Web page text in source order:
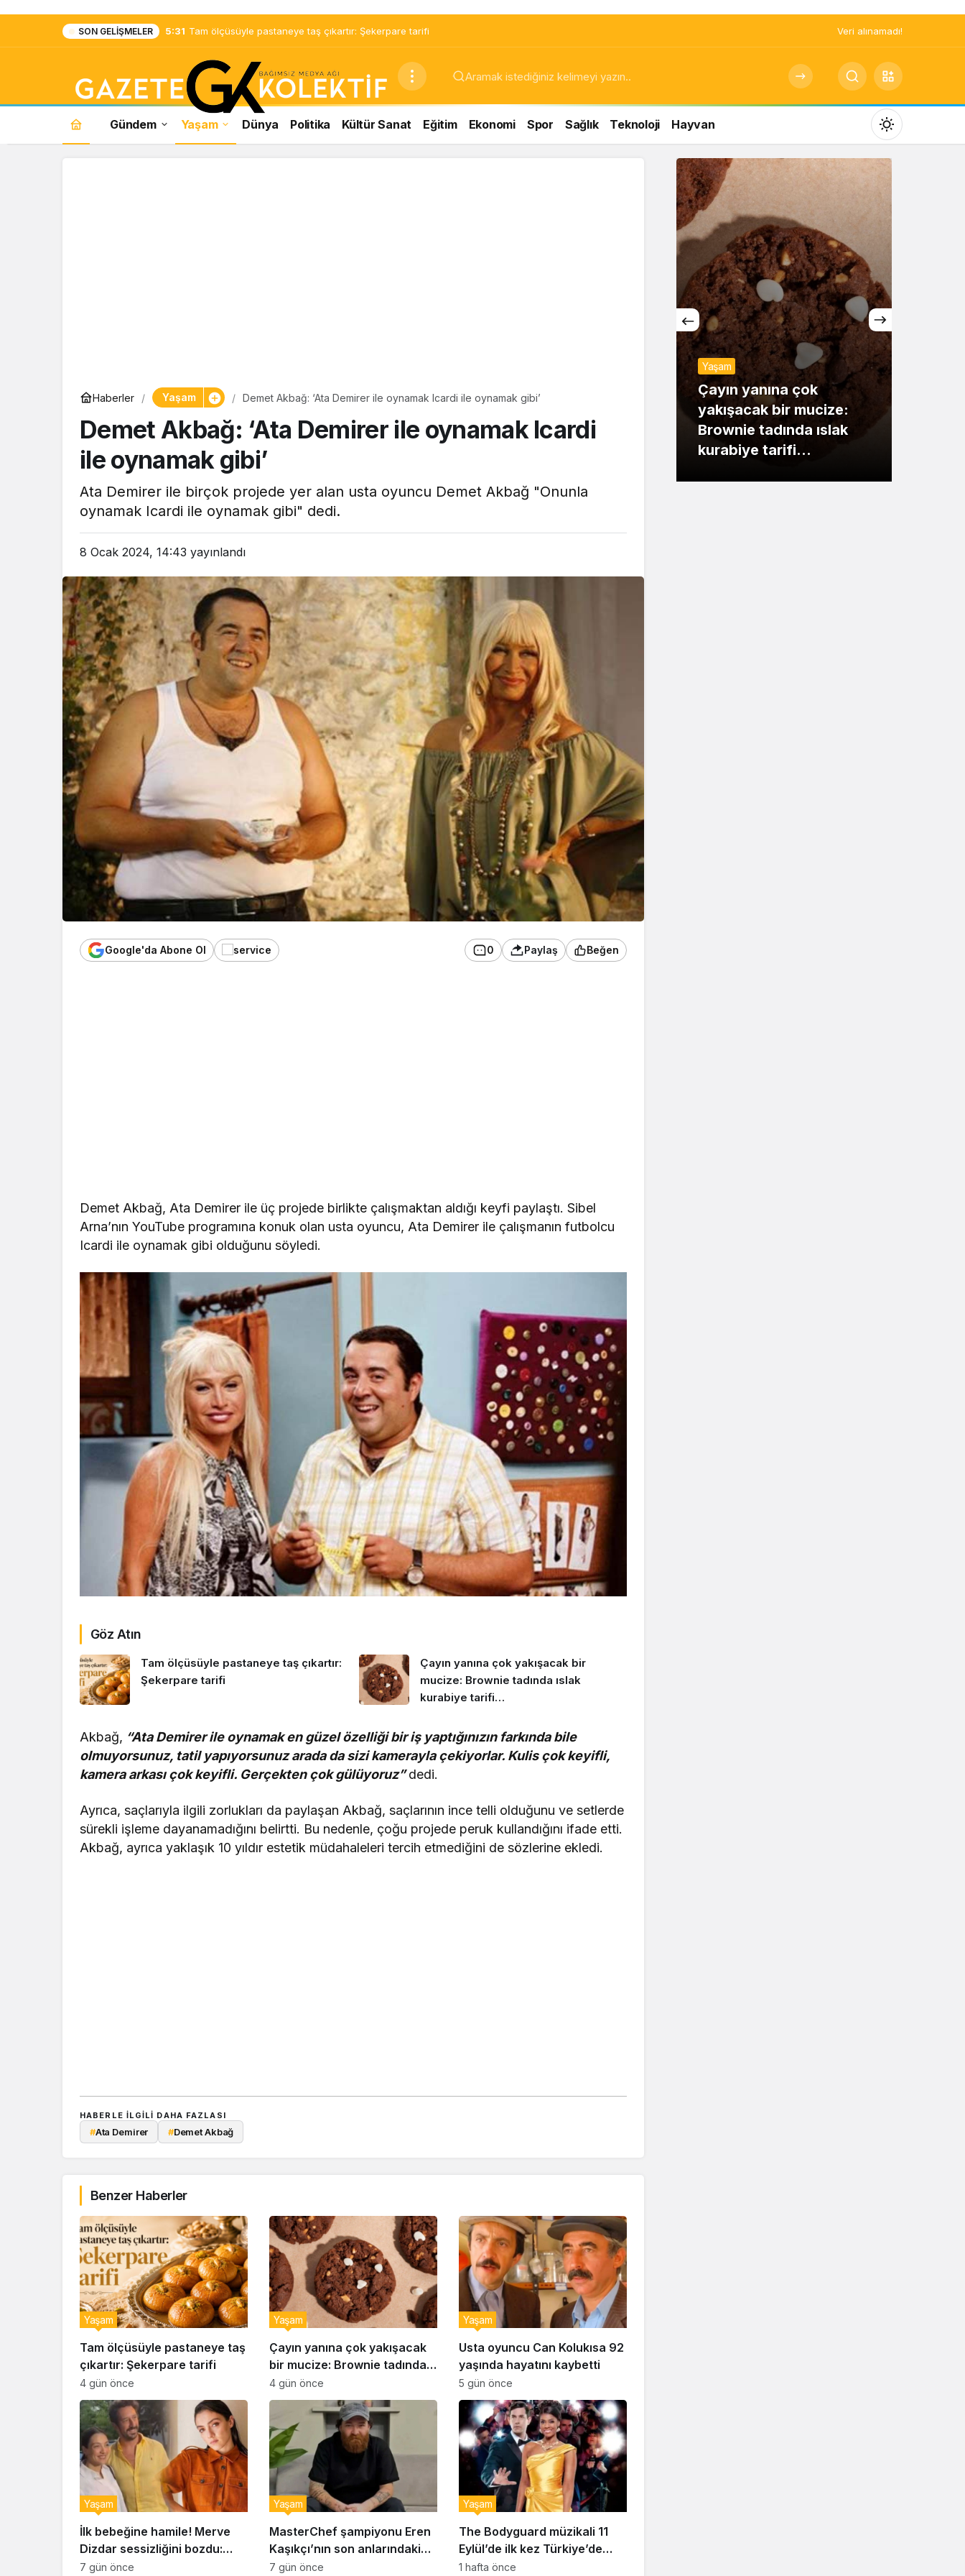
SON GELIŞMELER 5:31 Tam ölçüsüyle pastaneye taş çıkartır: Şekerpare tarifi Veri alınamadı!
Gündem Yaşam Dünya Politika Kültür Sanat Eğitim Ekonomi Spor Sağlık Teknoloji Hayvan
Mod
değiştir
Gündüz Modu
Gündüz modunu seçin.
Gece Modu
Gece modunu seçin.
Sistem Modu
Sistem modunu seçin.
Haberler Yaşam Demet Akbağ: ‘Ata Demirer ile oynamak Icardi ile oynamak gibi’
Demet Akbağ: ‘Ata Demirer ile oynamak Icardi
ile oynamak gibi’
Ata Demirer ile birçok projede yer alan usta oyuncu Demet Akbağ "Onunla
oynamak Icardi ile oynamak gibi" dedi.
8 Ocak 2024, 14:43 yayınlandı
Google'da Abone Ol 0 Paylaş Beğen
Demet Akbağ, Ata Demirer ile üç projede birlikte çalışmaktan aldığı keyfi paylaştı. Sibel
Arna’nın YouTube programına konuk olan usta oyuncu, Ata Demirer ile çalışmanın futbolcu
Icardi ile oynamak gibi olduğunu söyledi.
Göz Atın
Tam ölçüsüyle pastaneye taş çıkartır:
Şekerpare tarifi
Çayın yanına çok yakışacak bir
mucize: Brownie tadında ıslak
kurabiye tarifi…
Akbağ, “Ata Demirer ile oynamak en güzel özelliği bir iş yaptığınızın farkında bile
olmuyorsunuz, tatil yapıyorsunuz arada da sizi kamerayla çekiyorlar. Kulis çok keyifli,
kamera arkası çok keyifli. Gerçekten çok gülüyoruz”dedi.
Ayrıca, saçlarıyla ilgili zorlukları da paylaşan Akbağ, saçlarının ince telli olduğunu ve setlerde
sürekli işleme dayanamadığını belirtti. Bu nedenle, çoğu projede peruk kullandığını ifade etti.
Akbağ, ayrıca yaklaşık 10 yıldır estetik müdahaleleri tercih etmediğini de sözlerine ekledi.
HABERLE ILGILI DAHA FAZLASI
#Ata Demirer #Demet Akbağ
Benzer Haberler
Tam ölçüsüyle pastaneye taş
çıkartır: Şekerpare tarifi
Yaşam
4 gün önce
Çayın yanına çok yakışacak
bir mucize: Brownie tadında
ıslak kurabiye tarifi…
Yaşam
4 gün önce
Usta oyuncu Can Kolukısa 92
yaşında hayatını kaybetti
Yaşam
5 gün önce
İlk bebeğine hamile! Merve
Dizdar sessizliğini bozdu:
‘İsim bulmak çok zor’
Yaşam
7 gün önce
MasterChef şampiyonu Eren
Kaşıkçı’nın son anlarındaki
kahreden detay ortaya çıktı
Yaşam
7 gün önce
The Bodyguard müzikali 11
Eylül’de ilk kez Türkiye’de
sahnelenecek
Yaşam
1 hafta önce
Tam ölçüsüyle
pastaneye taş çıkartır:
Yaşam
Çayın yanına çok
yakışacak bir mucize:
Brownie tadında ıslak
kurabiye tarifi…